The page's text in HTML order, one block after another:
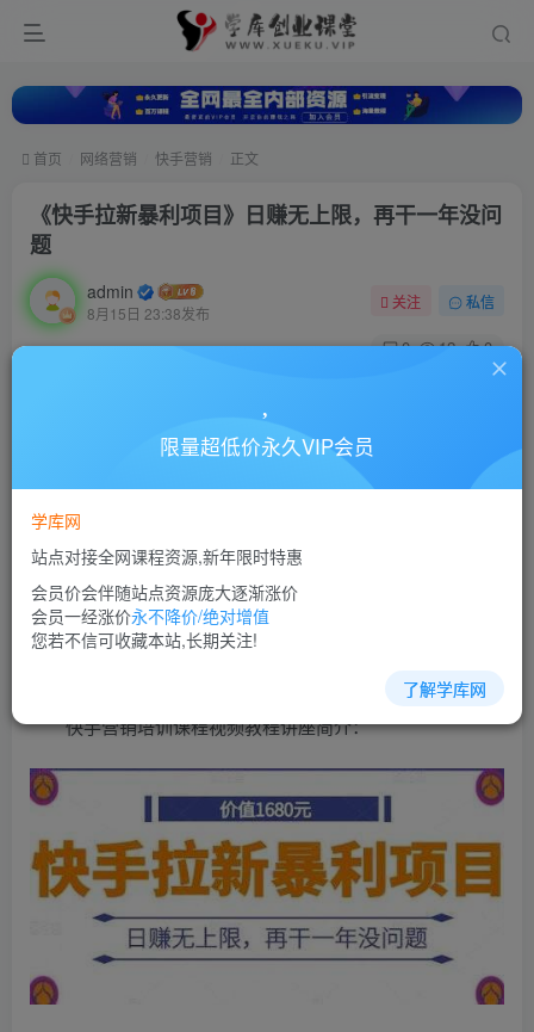
首页 网络营销 快手营销 正文
《快手拉新暴利项目》日赚无上限，再干一年没问
题
admin
8月15日 23:38发布
关注 私信
0 12 0
《快手拉新暴利项目》日赚无上限，再干一年没问题
此内容为付费资源，请付费后查看
10
立即购买
您当前未登录！建议登陆后购买，可保存购买订单
快手营销培训课程视频教程讲座简介：
限量超低价永久VIP会员
学库网
站点对接全网课程资源,新年限时特惠
会员价会伴随站点资源庞大逐渐涨价
会员一经涨价永不降价/绝对增值
您若不信可收藏本站,长期关注!
了解学库网